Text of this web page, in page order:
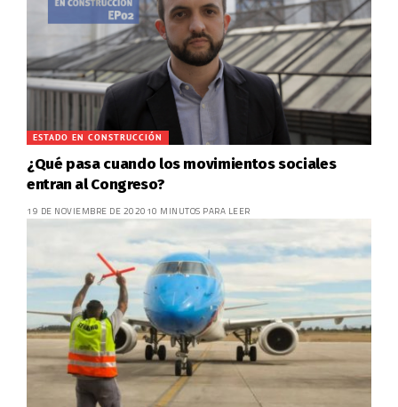
ESTADO EN CONSTRUCCIÓN
¿Qué pasa cuando los movimientos sociales
entran al Congreso?
19 DE NOVIEMBRE DE 2020 10 MINUTOS PARA LEER